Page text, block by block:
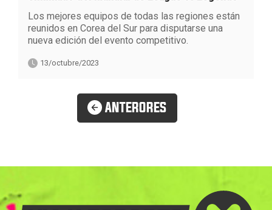
Los mejores equipos de todas las regiones están
reunidos en Corea del Sur para disputarse una
nueva edición del evento competitivo.
13/octubre/2023
ANTERORES